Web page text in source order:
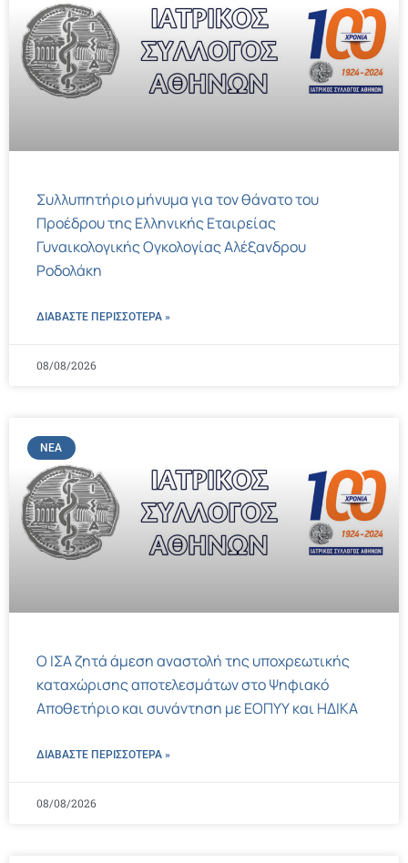
Συλλυπητήριο μήνυμα για τον θάνατο του
Προέδρου της Ελληνικής Εταιρείας
Γυναικολογικής Ογκολογίας Αλέξανδρου
Ροδολάκη
ΔΙΑΒΑΣΤΕ ΠΕΡΙΣΣΌΤΕΡΑ »
08/08/2026
ΝΈΑ
Ο ΙΣΑ ζητά άμεση αναστολή της υποχρεωτικής
καταχώρισης αποτελεσμάτων στο Ψηφιακό
Αποθετήριο και συνάντηση με ΕΟΠΥΥ και ΗΔΙΚΑ
ΔΙΑΒΑΣΤΕ ΠΕΡΙΣΣΌΤΕΡΑ »
08/08/2026